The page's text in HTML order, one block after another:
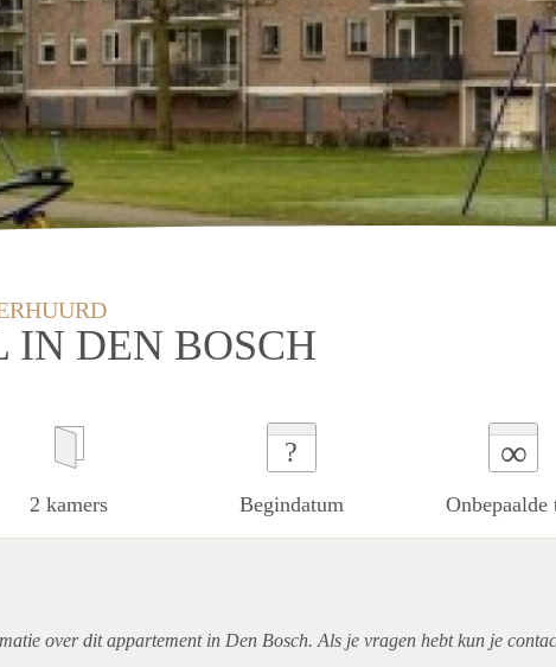
IN DEN BOSCH
2 kamers
?
Begindatum
∞
Onbepaalde
over ditappartementin Den Bosch. Als je vragen hebt kun je